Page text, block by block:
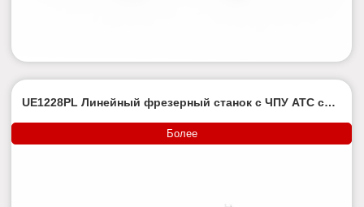
UE1228PL Линейный фрезерный станок с ЧПУ ATC с
Более